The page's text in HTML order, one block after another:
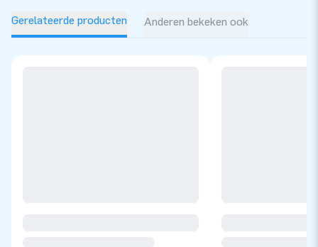
Gerelateerde producten Anderen bekeken ook